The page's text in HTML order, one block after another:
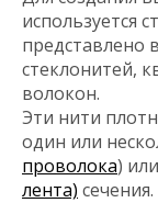
используется
представлено
стеклонитей,
волокон.
Эти нити
один или
проволока)
лента) сечения.